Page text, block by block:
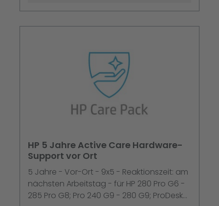
HP 5 Jahre Active Care Hardware-
Support vor Ort
5 Jahre - Vor-Ort - 9x5 - Reaktionszeit: am
nächsten Arbeitstag - für HP 280 Pro G6 -
285 Pro G8; Pro 240 G9 - 280 G9; ProDesk